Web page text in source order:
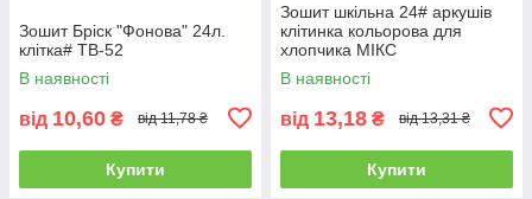
Зошит Бріск "Фонова" 24л.
клітка# ТВ-52
В наявності
від 10,60 ₴ від 11,78 ₴
Купити
Зошит шкільна 24# аркушів
клітинка кольорова для
хлопчика МІКС
В наявності
від 13,18 ₴ від 13,31 ₴
Купити